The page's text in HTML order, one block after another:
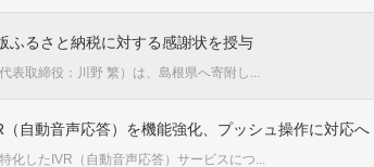
ふるさと納税に対する感謝状を授与
表取締役：川野 繁）は、島根県へ寄附し...
自動音声応答）を機能強化、プッシュ操作に対応へ
化したIVR（自動音声応答）サービスにつ...